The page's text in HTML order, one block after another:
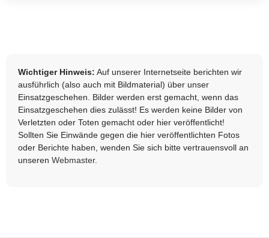
Wichtiger Hinweis: Auf unserer Internetseite berichten wir
ausführlich (also auch mit Bildmaterial) über unser
Einsatzgeschehen. Bilder werden erst gemacht, wenn das
Einsatzgeschehen dies zulässt! Es werden keine Bilder von
Verletzten oder Toten gemacht oder hier veröffentlicht!
Sollten Sie Einwände gegen die hier veröffentlichten Fotos
oder Berichte haben, wenden Sie sich bitte vertrauensvoll an
unseren Webmaster.